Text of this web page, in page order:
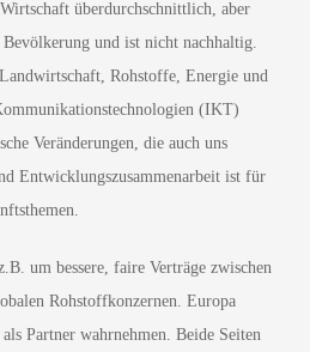
überdurchschnittlich, aber
und ist nicht nachhaltig.
Rohstoffe, Energie und
(IKT)
Veränderungen, die auch uns
Entwicklungszusammenarbeit ist für
um bessere, faire Verträge zwischen
Rohstoffkonzernen. Europa
Partner wahrnehmen. Beide Seiten